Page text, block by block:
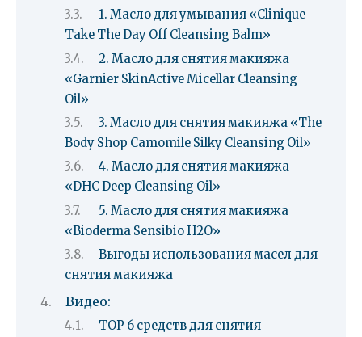
1. Масло для умывания «Clinique
Take The Day Off Cleansing Balm»
2. Масло для снятия макияжа
«Garnier SkinActive Micellar Cleansing
Oil»
3. Масло для снятия макияжа «The
Body Shop Camomile Silky Cleansing Oil»
4. Масло для снятия макияжа
«DHC Deep Cleansing Oil»
5. Масло для снятия макияжа
«Bioderma Sensibio H2O»
Выгоды использования масел для
снятия макияжа
Видео:
TOP 6 средств для снятия